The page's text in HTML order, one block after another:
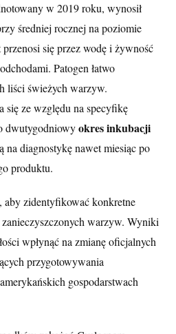
w 2019 roku, wynosił
średniej rocznej na poziomie
się przez wodę i żywność
Patogen łatwo
liści świeżych warzyw.
ze względu na specyfikę
dwutygodniowyokres inkubacji
na diagnostykę nawet miesiąc po
produktu.
aby zidentyfikować konkretne
warzyw. Wyniki
wpłynąć na zmianę oficjalnych
przygotowywania
gospodarstwach